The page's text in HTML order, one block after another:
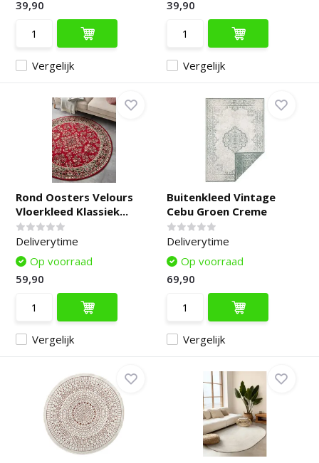
Vergelijk
39,90
Vergelijk
39,90
Rond Oosters Velours
Vloerkleed Klassiek...
Deliverytime
Vergelijk
Op voorraad
59,90
Buitenkleed Vintage
Cebu Groen Creme
Deliverytime
Vergelijk
Op voorraad
69,90